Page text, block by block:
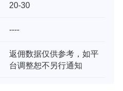
20-30
----
返佣数据仅供参考，如平
台调整恕不另行通知